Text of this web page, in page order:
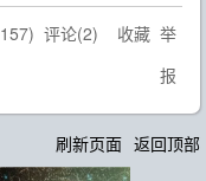
157) 评论(2) 收藏 举
报
刷新页面 返回顶部